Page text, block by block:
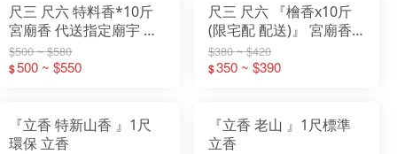
尺三 尺六 特料香*10斤
宮廟香 代送指定廟宇 土
地公 祝壽還願寄附
$500 ~ $580
$500 ~ $550
尺三 尺六 『檜香x10斤
(限宅配 配送)』 宮廟香
代送指定廟宇 土地公 祝
壽還願寄附
$380 ~ $420
$350 ~ $390
『立香 特新山香 』1尺
環保 立香
『立香 老山 』1尺標準
立香